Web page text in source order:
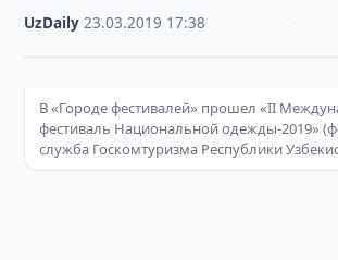
UzDaily ·23.03.2019 17:38
В «Городе фестивалей» прошел «II
фестиваль Национальной одежды-2019»
служба Госкомтуризма Республики